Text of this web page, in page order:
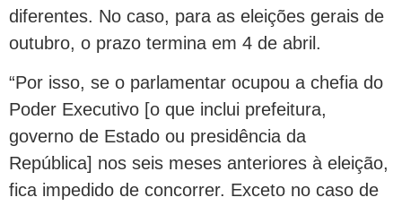
diferentes. No caso, para as eleições gerais de
outubro, o prazo termina em 4 de abril.
“Por isso, se o parlamentar ocupou a chefia do
Poder Executivo [o que inclui prefeitura,
governo de Estado ou presidência da
República] nos seis meses anteriores à eleição,
fica impedido de concorrer. Exceto no caso de